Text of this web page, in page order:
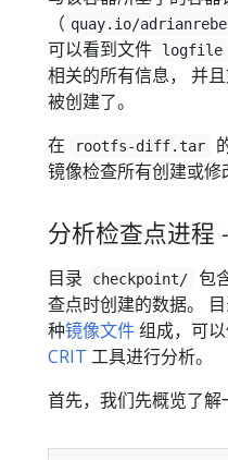
（ quay.io/
可以看到文件
logfile
相关的所有信息， 并
被创建了。
在
rootfs-diff.tar
镜像检查所有创建或修
分析检查点进程 -
目录
checkpoint/
包
查点时创建的数据。
种镜像文件组成，可
CRIT 工具进行分析。
首先，我们先概览了解